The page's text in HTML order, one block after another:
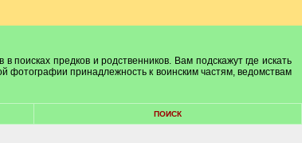
предков и родственников. Вам подскажут где искать
фотографии принадлежность к воинским частям, ведомствам
ПОИСК